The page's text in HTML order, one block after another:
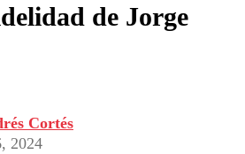
de Jorge
Cortés
2024